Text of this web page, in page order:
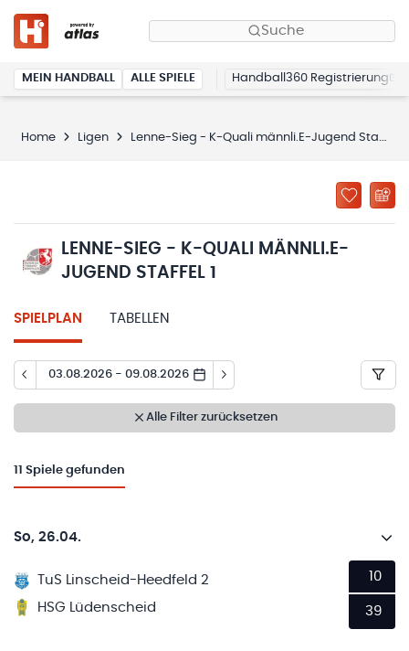
Suche
MEIN HANDBALL ALLE SPIELE Handball360 Registrierung
Home Ligen Lenne-Sieg - K-Quali männli.E-Jugend Staffel 1
LENNE-SIEG - K-QUALI MÄNNLI.E-
JUGEND STAFFEL 1
SPIELPLAN TABELLEN
03.08.2026 - 09.08.2026
Alle Filter zurücksetzen
Spiele gefunden
So, 26.04.
TuS Linscheid-Heedfeld 2
HSG Lüdenscheid
10
39